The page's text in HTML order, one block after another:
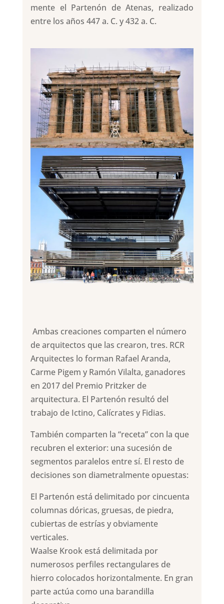
mente el Partenón de Atenas, realizado
entre los años 447 a. C. y 432 a. C.
Ambas creaciones comparten el número
de arquitectos que las crearon, tres. RCR
Arquitectes lo forman Rafael Aranda,
Carme Pigem y Ramón Vilalta, ganadores
en 2017 del Premio Pritzker de
arquitectura. El Partenón resultó del
trabajo de Ictino, Calícrates y Fidias.
También comparten la “receta” con la que
recubren el exterior: una sucesión de
segmentos paralelos entre sí. El resto de
decisiones son diametralmente opuestas:
El Partenón está delimitado por cincuenta
columnas dóricas, gruesas, de piedra,
cubiertas de estrías y obviamente
verticales.
Waalse Krook está delimitada por
numerosos perfiles rectangulares de
hierro colocados horizontalmente. En gran
parte actúa como una barandilla